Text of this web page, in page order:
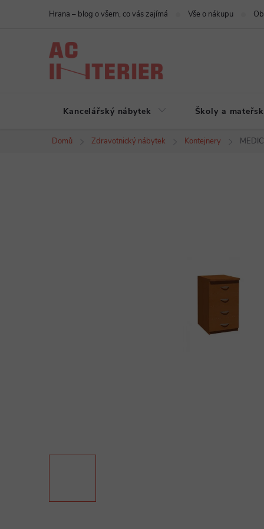
Hrana – blog o všem, co vás zajímá Vše o nákupu
Kancelářský nábytek Školy a
Domů Zdravotnický nábytek Kontejnery